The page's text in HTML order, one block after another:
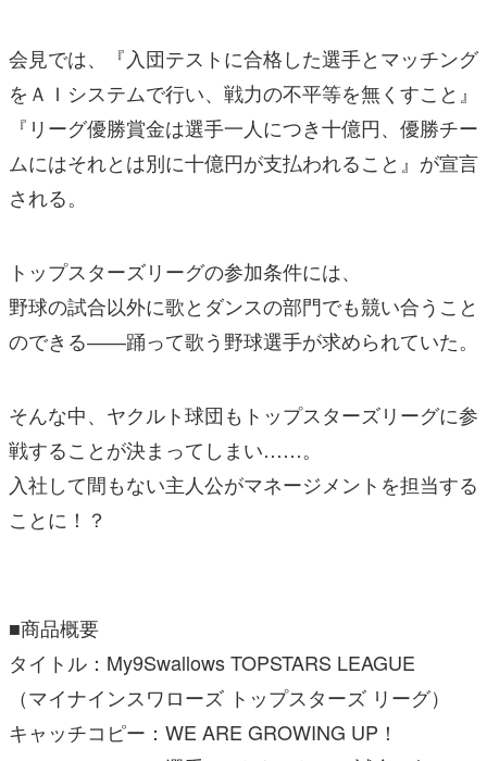
会見では、『入団テストに合格した選手とマッチング
をＡＩシステムで行い、戦力の不平等を無くすこと』
『リーグ優勝賞金は選手一人につき十億円、優勝チー
ムにはそれとは別に十億円が支払われること』が宣言
される。
トップスターズリーグの参加条件には、
野球の試合以外に歌とダンスの部門でも競い合うこと
のできる――踊って歌う野球選手が求められていた。
そんな中、ヤクルト球団もトップスターズリーグに参
戦することが決まってしまい……。
入社して間もない主人公がマネージメントを担当する
ことに！？
■商品概要
タイトル：My9Swallows TOPSTARS LEAGUE
（マイナインスワローズ トップスターズ リーグ）
キャッチコピー：WE ARE GROWING UP！